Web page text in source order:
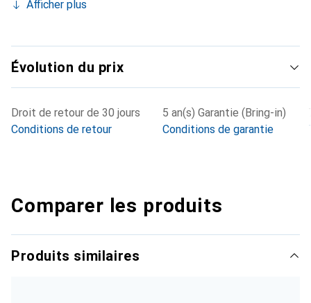
Afficher plus
Évolution du prix
Droit de retour de 30 jours
Conditions de retour
5 an(s) Garantie (Bring-in)
Conditions de garantie
Comparer les produits
Produits similaires